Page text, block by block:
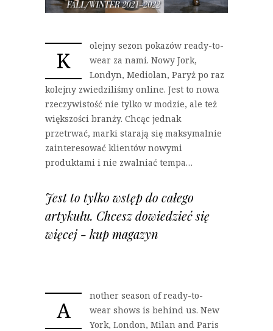
K
olejny sezon pokazów ready-to-
wear za nami. Nowy Jork,
Londyn, Mediolan, Paryż po raz
kolejny zwiedziliśmy online. Jest to nowa
rzeczywistość nie tylko w modzie, ale też
większości branży. Chcąc jednak
przetrwać, marki starają się maksymalnie
zainteresować klientów nowymi
produktami i nie zwalniać tempa…
Jest to tylko wstęp do całego
artykułu. Chcesz dowiedzieć się
więcej - kup magazyn
A
nother season ofready-to-
wear shows is behind us. New
York, London, Milan and Paris